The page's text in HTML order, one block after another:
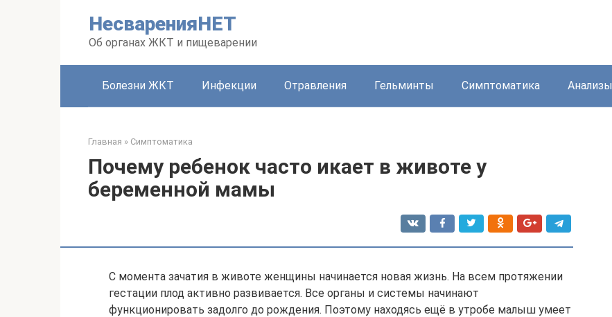
НесваренияНЕТ
Об органах ЖКТ и пищеварении
Болезни ЖКТ Инфекции Отравления Гельминты Симптоматика Анализы
Главная » Симптоматика
Почему ребенок часто икает в животе у
беременной мамы
С момента зачатия в животе женщины начинается новая жизнь. На всем протяжении
гестации плод активно развивается. Все органы и системы начинают
функционировать задолго до рождения. Поэтому находясь ещё в утробе малыш умеет